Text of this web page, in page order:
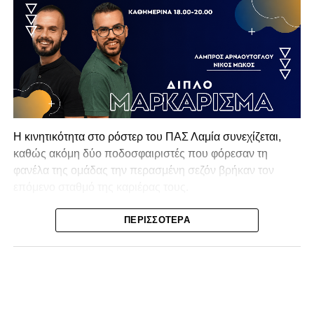
Η κινητικότητα στο ρόστερ του ΠΑΣ Λαμία συνεχίζεται,
καθώς ακόμη δύο ποδοσφαιριστές που φόρεσαν τη
φανέλα της ομάδας την περασμένη σεζόν βρήκαν τον
Ο λόγος για τον Βασίλη Τρούμπουλο και τον Χρυσόστομο
Στάγκο, οι οποίοι θα συνεχίσουν μαζί την ποδοσφαιρική
ΠΕΡΙΣΣΌΤΕΡΑ